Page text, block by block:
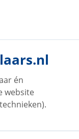
én
website